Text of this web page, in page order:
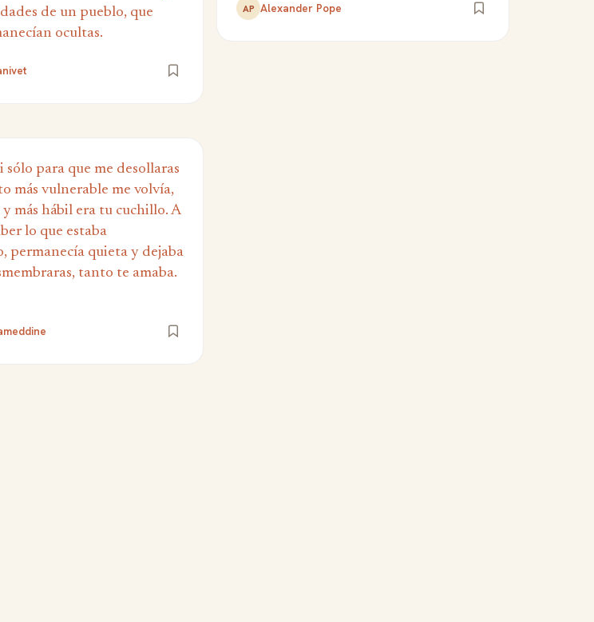
de un pueblo, que
ocultas.
AP Alexander Pope
para que me desollaras
más vulnerable me volvía,
más hábil era tu cuchillo. A
lo que estaba
permanecía quieta y dejaba
tanto te amaba.